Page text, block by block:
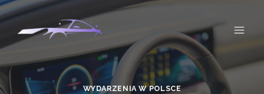
Przejdź
treści
WYDARZENIA W POLSCE